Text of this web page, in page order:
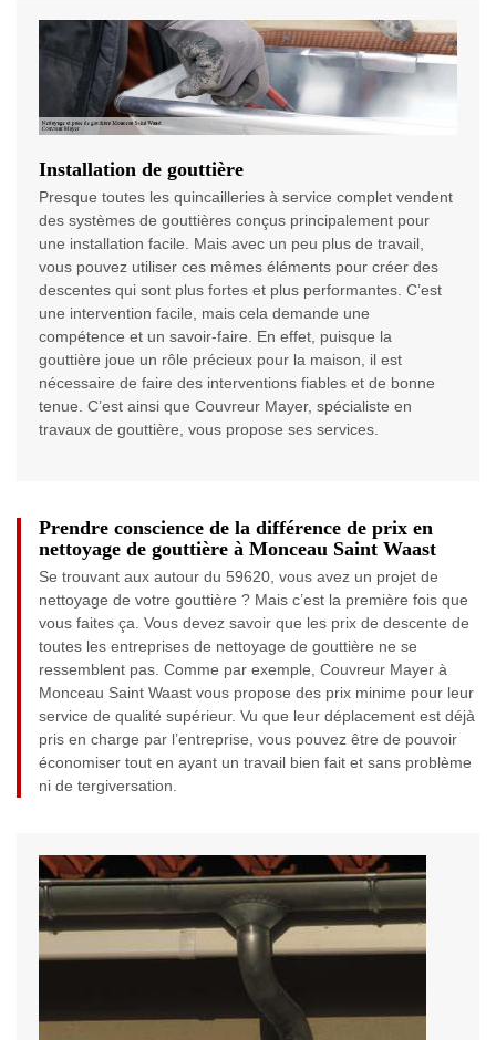
Installation de gouttière
Presque toutes les quincailleries à service complet vendent
des systèmes de gouttières conçus principalement pour
une installation facile. Mais avec un peu plus de travail,
vous pouvez utiliser ces mêmes éléments pour créer des
descentes qui sont plus fortes et plus performantes. C’est
une intervention facile, mais cela demande une
compétence et un savoir-faire. En effet, puisque la
gouttière joue un rôle précieux pour la maison, il est
nécessaire de faire des interventions fiables et de bonne
tenue. C’est ainsi que Couvreur Mayer, spécialiste en
travaux de gouttière, vous propose ses services.
Prendre conscience de la différence de prix en
nettoyage de gouttière à Monceau Saint Waast
Se trouvant aux autour du 59620, vous avez un projet de
nettoyage de votre gouttière ? Mais c’est la première fois que
vous faites ça. Vous devez savoir que les prix de descente de
toutes les entreprises de nettoyage de gouttière ne se
ressemblent pas. Comme par exemple, Couvreur Mayer à
Monceau Saint Waast vous propose des prix minime pour leur
service de qualité supérieur. Vu que leur déplacement est déjà
pris en charge par l’entreprise, vous pouvez être de pouvoir
économiser tout en ayant un travail bien fait et sans problème
ni de tergiversation.